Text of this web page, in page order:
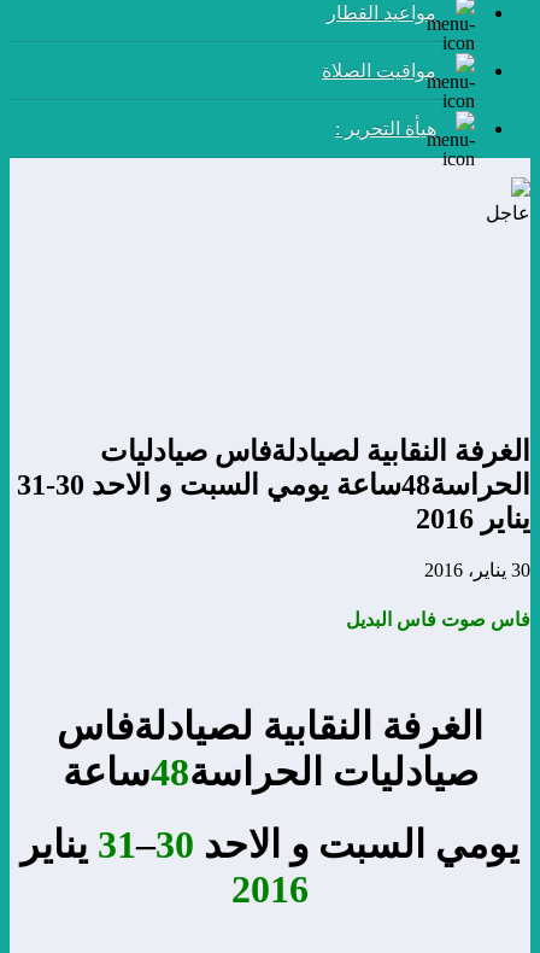
مواعيد القطار
مواقيت الصلاة
هيأة التحرير :
عاجل
الغرفة النقابية لصيادلةفاس صيادليات
الحراسة48ساعة يومي السبت و الاحد 30-31
يناير 2016
30 يناير، 2016
فاس صوت فاس البديل
الغرفة النقابية لصيادلةفاس
صيادليات الحراسة48ساعة
يومي السبت و الاحد 30
–
31 يناير
2016